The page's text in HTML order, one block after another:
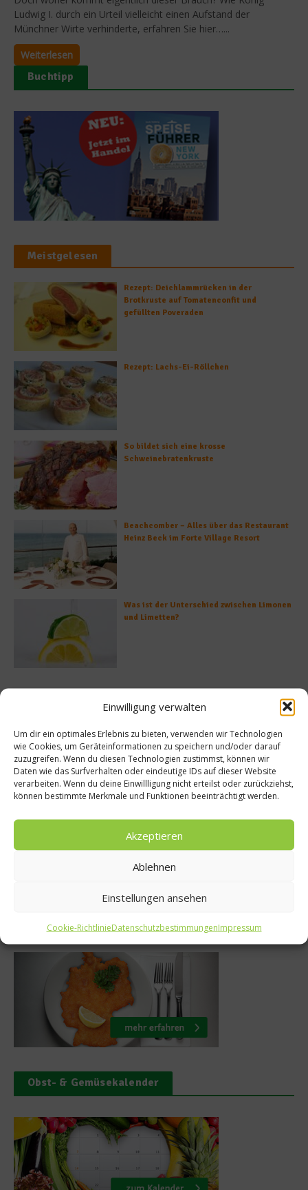
Einwilligung verwalten
Um dir ein optimales Erlebnis zu bieten, verwenden wir Technologien
wie Cookies, um Geräteinformationen zu speichern und/oder darauf
zuzugreifen. Wenn du diesen Technologien zustimmst, können wir
Daten wie das Surfverhalten oder eindeutige IDs auf dieser Website
verarbeiten. Wenn du deine Einwillligung nicht erteilst oder zurückziehst,
können bestimmte Merkmale und Funktionen beeinträchtigt werden.
Akzeptieren
Ablehnen
Einstellungen ansehen
Cookie-RichtlinieDatenschutzbestimmungenImpressum
Ludwig I. durch ein Urteil vielleicht einen Aufstand der
Münchner Wirte verhinderte, erfahren Sie hier…...
Weiterlesen
Buchtipp
Meistgelesen
Rezept: Deichlammrücken in der
Brotkruste auf Tomatenconfit und
gefüllten Poveraden
Rezept: Lachs-Ei-Röllchen
So bildet sich eine krosse
Schweinebratenkruste
Beachcomber – Alles über das Restaurant
Heinz Beck im Forte Village Resort
Was ist der Unterschied zwischen Limonen
und Limetten?
–
Rezepte
Rezept:
Obstsalate
Obst- & Gemüsekalender